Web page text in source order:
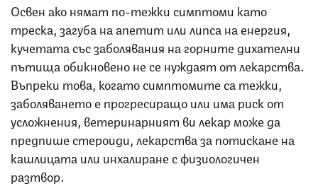
Освен ако нямат по-тежки симптоми като
треска, загуба на апетит или липса на енергия,
кучетата със заболявания на горните дихателни
пътища обикновено не се нуждаят от лекарства.
Въпреки това, когато симптомите са тежки,
заболяването е прогресиращо или има риск от
усложнения, ветеринарният ви лекар може да
предпише стероиди, лекарства за потискане на
кашлицата или инхалиране с физиологичен
разтвор.